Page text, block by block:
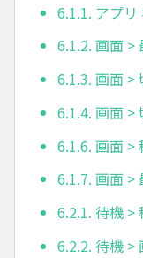
6.1.1. アプリ
6.1.2. 画面 >
6.1.3. 画面 >
6.1.4. 画面 >
6.1.6. 画面 >
6.1.7. 画面 >
6.2.1. 待機 >
6.2.2. 待機 >